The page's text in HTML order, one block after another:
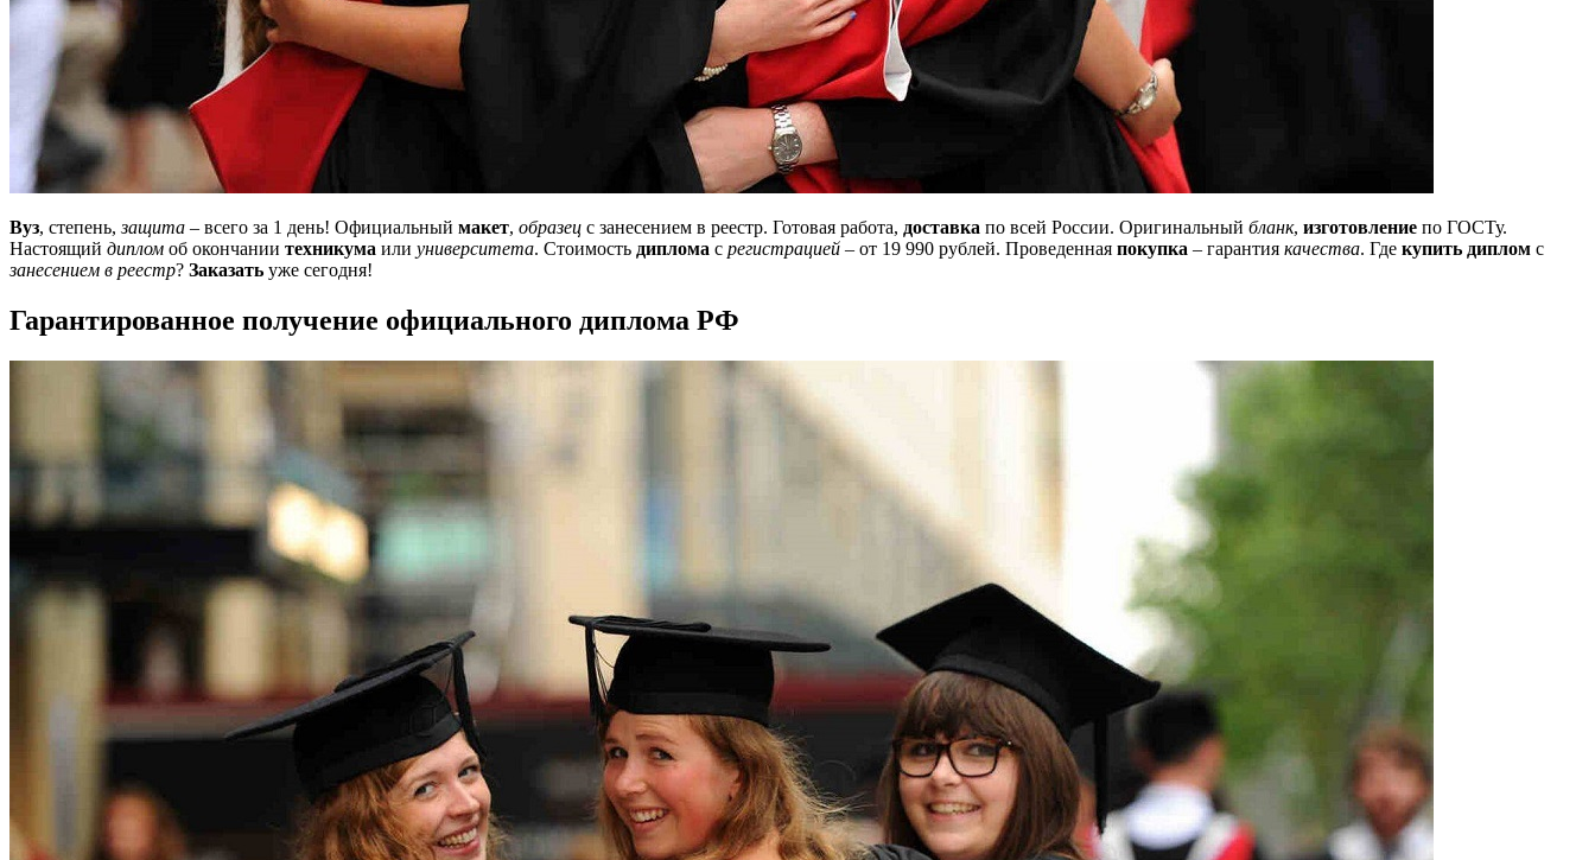
Вуз, степень,защита – всего за 1 день! Официальный макет, образец с занесением в реестр. Готовая работа, доставка по всей России. Оригинальный бланк, изготовление по ГОСТу.
Настоящий диплом об окончании техникума или университета. Стоимость диплома с регистрацией – от 19 990 рублей. Проведенная покупка – гарантия качества. Где купить диплом с
занесением в реестр? Заказать уже сегодня!
Гарантированное получение официального диплома РФ